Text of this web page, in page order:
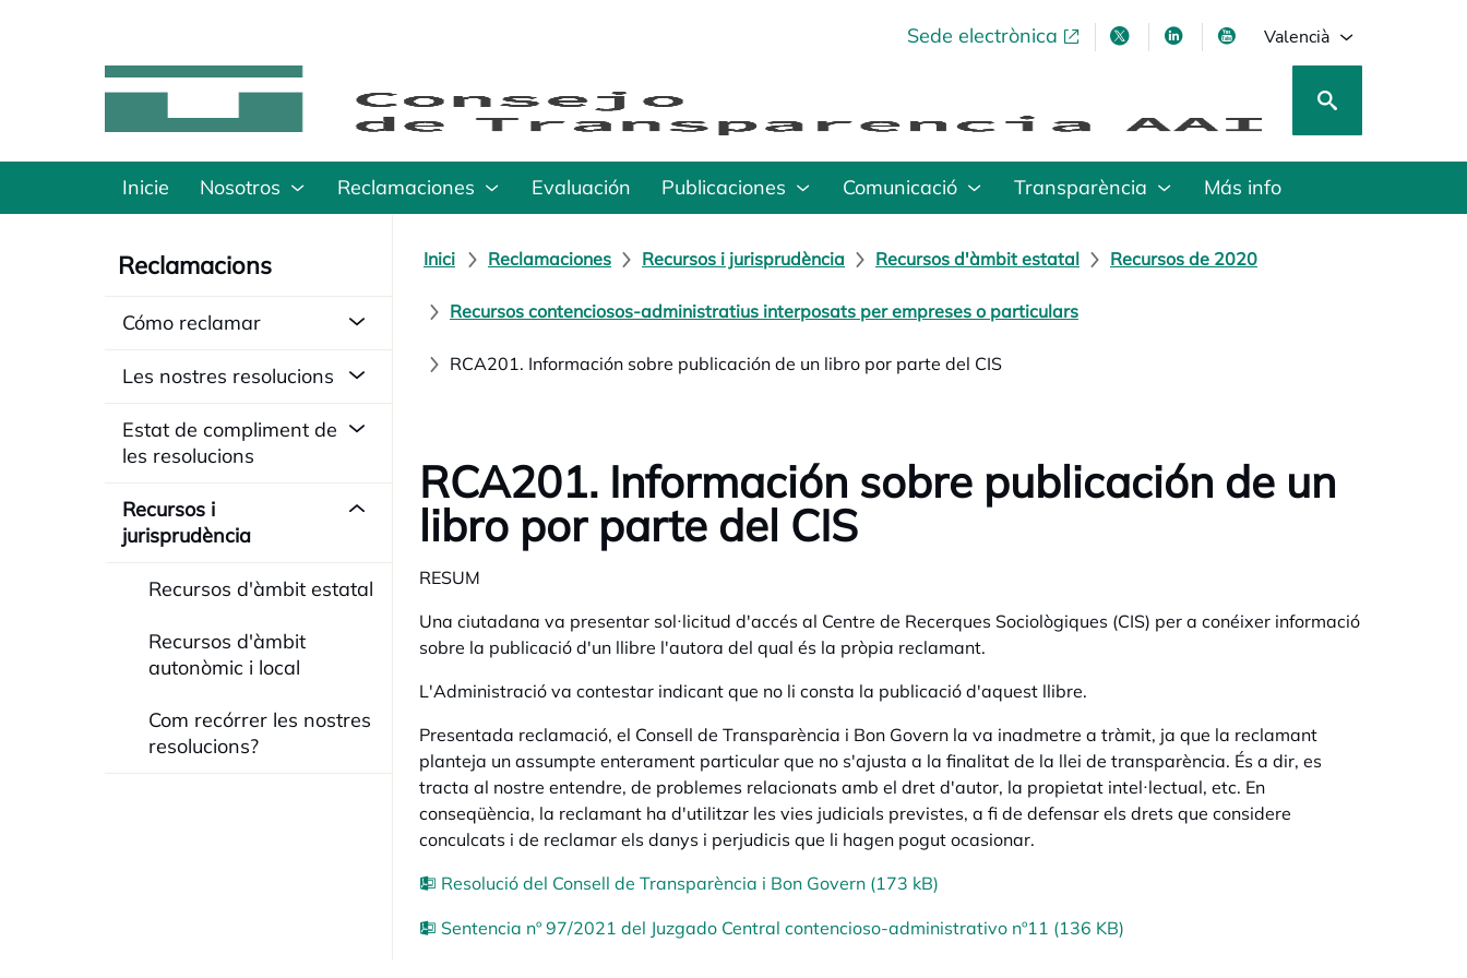
Sede electrònicaopens in a new tabopens in a new tab
opens in a new tab
opens in a new tab
Valencià
Inicie Nosotros Reclamaciones Evaluación Publicaciones Comunicació Transparència Más info
Reclamacions
Cómo reclamar
Les nostres resolucions
Estat de compliment de
les resolucions
Recursos i
jurisprudència
Recursos d'àmbit estatal
Recursos d'àmbit
autonòmic i local
Com recórrer les nostres
resolucions?
Inici Reclamaciones Recursos i jurisprudència Recursos d'àmbit estatal Recursos de 2020
Recursos contenciosos-administratius interposats per empreses o particulars
RCA201. Información sobre publicación de un libro por parte del CIS
RCA201. Información sobre publicación de un
libro por parte del CIS
RESUM
Una ciutadana va presentar sol·licitud d'accés al Centre de Recerques Sociològiques (CIS) per a conéixer informació
sobre la publicació d'un llibre l'autora del qual és la pròpia reclamant.
L'Administració va contestar indicant que no li consta la publicació d'aquest llibre.
Presentada reclamació, el Consell de Transparència i Bon Govern la va inadmetre a tràmit, ja que la reclamant
planteja un assumpte enterament particular que no s'ajusta a la finalitat de la llei de transparència. És a dir, es
tracta al nostre entendre, de problemes relacionats amb el dret d'autor, la propietat intel·lectual, etc. En
conseqüència, la reclamant ha d'utilitzar les vies judicials previstes, a fi de defensar els drets que considere
conculcats i de reclamar els danys i perjudicis que li hagen pogut ocasionar.
Resolució del Consell de Transparència i Bon Govern (173 kB)
Sentencia nº 97/2021 del Juzgado Central contencioso-administrativo nº11 (136 KB)